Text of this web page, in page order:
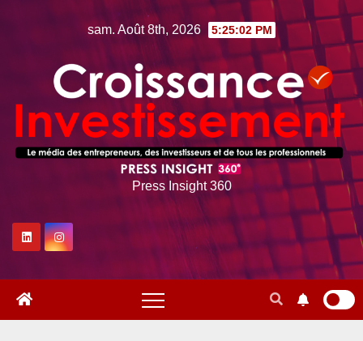
sam. Août 8th, 2026 5:25:03 PM
Press Insight 360